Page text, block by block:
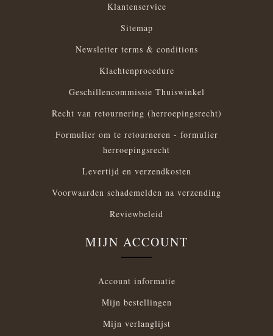
Klantenservice
Sitemap
Newsletter terms & conditions
Klachtenprocedure
Geschillencommissie Thuiswinkel
Recht van retournering (herroepingsrecht)
Formulier om te retourneren - formulier
herroepingsrecht
Levertijd en verzendkosten
Voorwaarden schademelden na verzending
Reviewbeleid
MIJN ACCOUNT
Account informatie
Mijn bestellingen
Mijn verlanglijst